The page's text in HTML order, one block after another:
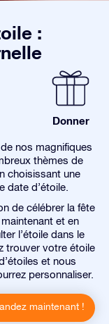
:
Donner
nos magnifiques
thèmes de
choisissant une
date d’étoile.
de célébrer la fête
et en
l’étoile dans le
trouver votre étoile
et nous
personnaliser.
maintenant !